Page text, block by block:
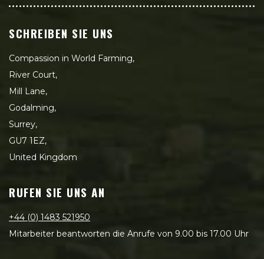
SCHREIBEN SIE UNS
Compassion in World Farming,
River Court,
Mill Lane,
Godalming,
Surrey,
GU7 1EZ,
United Kingdom
RUFEN SIE UNS AN
+44 (0) 1483 521950
Mitarbeiter beantworten die Anrufe von 9.00 bis 17.00 Uhr